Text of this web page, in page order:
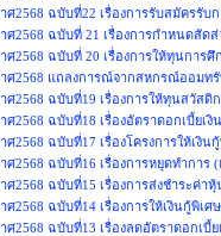
ศ2568 ฉบับที่22 เรื่องการรับสมัครรับ
ศ2568 ฉบับที่ 21 เรื่องการกำหนดสัด
ศ2568 ฉบับที่ 20 เรื่องการให้ทุนการ
ศ2568 แถลงการณ์จากสหกรณ์ออม
ศ2568 ฉบับที่19 เรื่องการให้ทุนสวัสดิ
ศ2568 ฉบับที่18 เรื่องอัตราดอกเบี้ยเ
ศ2568 ฉบับที่17 เรื่องโครงการให้เงิน
ศ2568 ฉบับที่16 เรื่องการหยุดทำการ (
ศ2568 ฉบับที่15 เรื่องการส่งชำระค่า
ศ2568 ฉบับที่14 เรื่องการให้เงินกู้พิเ
ศ2568 ฉบับที่13 เรื่องลดอัตราดอกเบี้